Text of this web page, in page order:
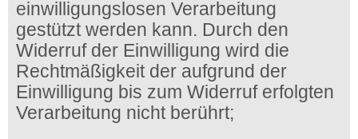
einwilligungslosen Verarbeitung
gestützt werden kann. Durch den
Widerruf der Einwilligung wird die
Rechtmäßigkeit der aufgrund der
Einwilligung bis zum Widerruf erfolgten
Verarbeitung nicht berührt;